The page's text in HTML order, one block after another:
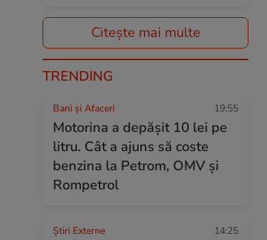
Citește mai multe
TRENDING
Bani și Afaceri 19:55
Motorina a depășit 10 lei pe
litru. Cât a ajuns să coste
benzina la Petrom, OMV și
Rompetrol
Știri Externe 14:25